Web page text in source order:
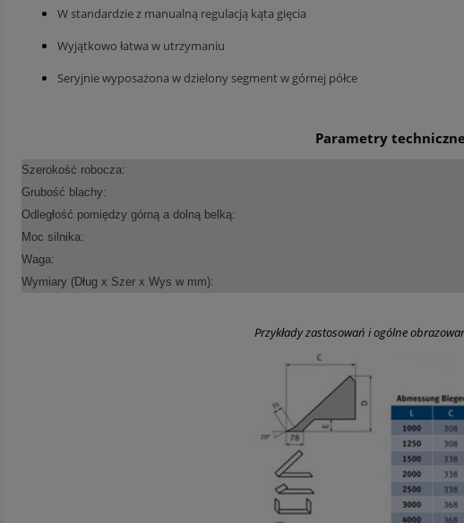
W standardzie z manualną regulacją kąta gięcia
Wyjątkowo łatwa w utrzymaniu
Seryjnie wyposażona w dzielony segment w górnej półce
Parametry
Szerokość robocza:
Grubość blachy:
Odległość pomiędzy górną a dolną belką:
Moc silnika:
Waga:
Wymiary (Dług x Szer x Wys w mm):
Przykłady zastosowań i ogólne